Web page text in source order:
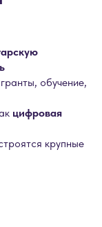
обучение,
цифровая
крупные